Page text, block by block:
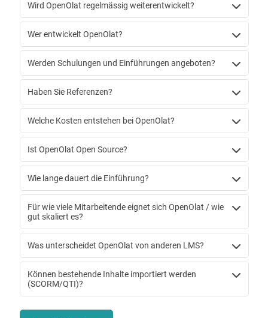
Wird OpenOlat regelmässig weiterentwickelt?
Wer entwickelt OpenOlat?
Werden Schulungen und Einführungen angeboten?
Haben Sie Referenzen?
Welche Kosten entstehen bei OpenOlat?
Ist OpenOlat Open Source?
Wie lange dauert die Einführung?
Für wie viele Mitarbeitende eignet sich OpenOlat / wie
gut skaliert es?
Was unterscheidet OpenOlat von anderen LMS?
Können bestehende Inhalte importiert werden
(SCORM/QTI)?